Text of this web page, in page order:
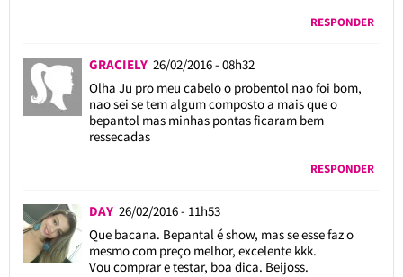
RESPONDER
GRACIELY 26/02/2016 - 08h32
Olha Ju pro meu cabelo o probentol nao foi bom,
nao sei se tem algum composto a mais que o
bepantol mas minhas pontas ficaram bem
ressecadas
RESPONDER
DAY 26/02/2016 - 11h53
Que bacana. Bepantal é show, mas se esse faz o
mesmo com preço melhor, excelente kkk.
Vou comprar e testar, boa dica. Beijoss.